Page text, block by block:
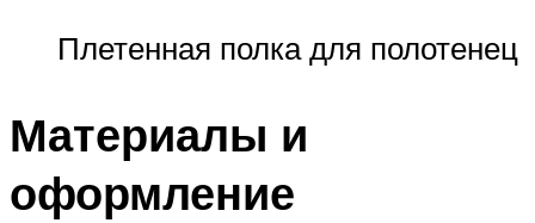
Плетенная полка для полотенец
Материалы и
оформление